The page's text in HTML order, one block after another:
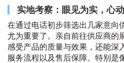
实地考察：眼见为实，心
在通过电话初步筛选出几家意向
尤为重要了。亲自前往供应商的
感受产品的质量与效果，还能深
服务流程以及售后保障。特别是